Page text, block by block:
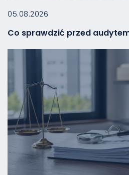
05.08.2026
Co sprawdzić przed